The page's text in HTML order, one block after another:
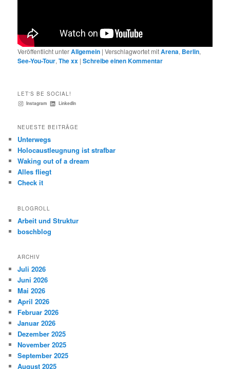
Veröffentlicht unterAllgemein |Verschlagwortet mitArena, Berlin,
See-You-Tour,The xx |Schreibe einen Kommentar
LET'S BE SOCIAL!
Instagram LinkedIn
NEUESTE BEITRÄGE
Unterwegs
Holocaustleugnung ist strafbar
Waking out of a dream
Alles fliegt
Check it
BLOGROLL
Arbeit und Struktur
boschblog
ARCHIV
Juli 2026
Juni 2026
Mai 2026
April 2026
Februar 2026
Januar 2026
Dezember 2025
November 2025
September 2025
August 2025